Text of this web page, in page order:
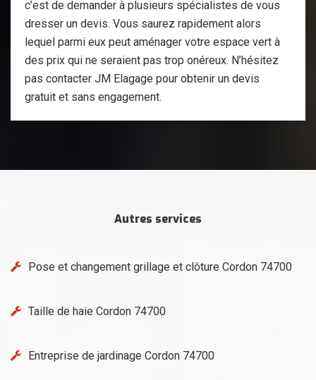
c’est de demander à plusieurs spécialistes de vous
dresser un devis. Vous saurez rapidement alors
lequel parmi eux peut aménager votre espace vert à
des prix qui ne seraient pas trop onéreux. N’hésitez
pas contacter JM Elagage pour obtenir un devis
gratuit et sans engagement.
Autres services
Pose et changement grillage et clôture Cordon 74700
Taille de haie Cordon 74700
Entreprise de jardinage Cordon 74700